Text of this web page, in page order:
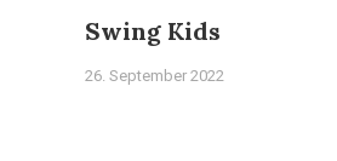
Swing Kids
26. September 2022